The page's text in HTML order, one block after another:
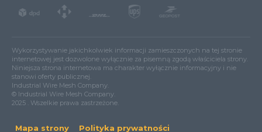
Wykorzystywanie jakichkolwiek informacji zamieszczonych na tej stronie
internetowej jest dozwolone wyłącznie za pisemną zgodą właściciela strony.
Niniejsza strona internetowa ma charakter wyłącznie informacyjny i nie
stanowi oferty publicznej.
Industrial Wire Mesh Company.
© Industrial Wire Mesh Company.
2025 . Wszelkie prawa zastrzeżone.
Mapa strony Polityka prywatności